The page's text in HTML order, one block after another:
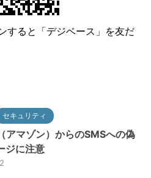
すると「デジベース」を友だ
セキュリティ
アマゾン）からのSMSへの偽
ジに注意